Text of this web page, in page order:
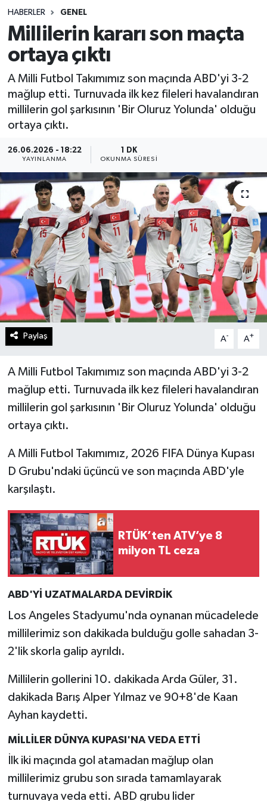
HABERLER GENEL
Millilerin kararı son maçta
ortaya çıktı
A Milli Futbol Takımımız son maçında ABD'yi 3-2
mağlup etti. Turnuvada ilk kez fileleri havalandıran
millilerin gol şarkısının 'Bir Oluruz Yolunda' olduğu
ortaya çıktı.
26.06.2026 - 18:22
YAYINLANMA
1 DK
OKUNMA SÜRESI
Paylaş A- A+
A Milli Futbol Takımımız son maçında ABD'yi 3-2
mağlup etti. Turnuvada ilk kez fileleri havalandıran
millilerin gol şarkısının 'Bir Oluruz Yolunda' olduğu
ortaya çıktı.
A Milli Futbol Takımımız, 2026 FIFA Dünya Kupası
D Grubu'ndaki üçüncü ve son maçında ABD'yle
karşılaştı.
RTÜK’ten ATV’ye 8
milyon TL ceza
ABD'Yİ UZATMALARDA DEVİRDİK
Los Angeles Stadyumu'nda oynanan mücadelede
millilerimiz son dakikada bulduğu golle sahadan 3-
2'lik skorla galip ayrıldı.
Millilerin gollerini 10. dakikada Arda Güler, 31.
dakikada Barış Alper Yılmaz ve 90+8'de Kaan
Ayhan kaydetti.
MİLLİLER DÜNYA KUPASI'NA VEDA ETTİ
İlk iki maçında gol atamadan mağlup olan
millilerimiz grubu son sırada tamamlayarak
turnuvaya veda etti. ABD grubu lider
Spor
Teknoloji
Yaşam